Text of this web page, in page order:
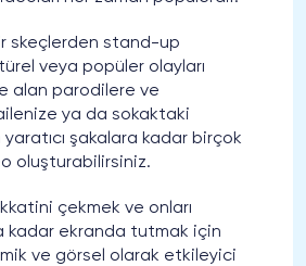
skeçlerden stand-up
veya popüler olayları
alan parodilere ve
ya da sokaktaki
yaratıcı şakalara kadar birçok
oluşturabilirsiniz.
çekmek ve onları
kadar ekranda tutmak için
ve görsel olarak etkileyici